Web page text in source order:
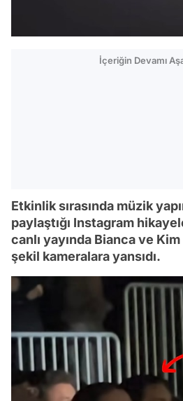
İçeriğin Devamı
Etkinlik sırasında müzik
paylaştığı Instagram
canlı yayında Bianca ve
şekil kameralara yansıdı.